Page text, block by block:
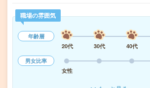
職場の雰囲気
年齢層
20代
30代 40代
男女比率
女性